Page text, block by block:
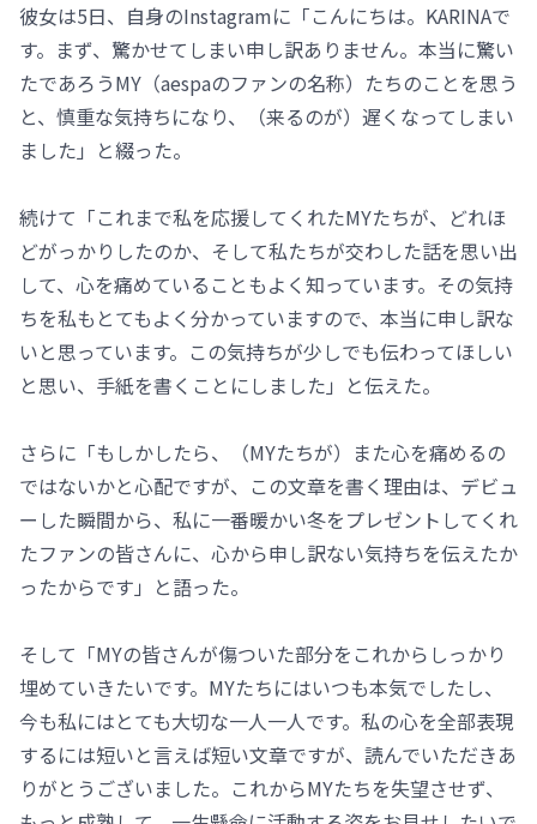
彼女は5日、自身のInstagramに「こんにちは。KARINAで
す。まず、驚かせてしまい申し訳ありません。本当に驚い
たであろうMY（aespaのファンの名称）たちのことを思う
と、慎重な気持ちになり、（来るのが）遅くなってしまい
ました」と綴った。
続けて「これまで私を応援してくれたMYたちが、どれほ
どがっかりしたのか、そして私たちが交わした話を思い出
して、心を痛めていることもよく知っています。その気持
ちを私もとてもよく分かっていますので、本当に申し訳な
いと思っています。この気持ちが少しでも伝わってほしい
と思い、手紙を書くことにしました」と伝えた。
さらに「もしかしたら、（MYたちが）また心を痛めるの
ではないかと心配ですが、この文章を書く理由は、デビュ
ーした瞬間から、私に一番暖かい冬をプレゼントしてくれ
たファンの皆さんに、心から申し訳ない気持ちを伝えたか
ったからです」と語った。
そして「MYの皆さんが傷ついた部分をこれからしっかり
埋めていきたいです。MYたちにはいつも本気でしたし、
今も私にはとても大切な一人一人です。私の心を全部表現
するには短いと言えば短い文章ですが、読んでいただきあ
りがとうございました。これからMYたちを失望させず、